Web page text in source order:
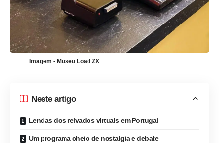
Imagem - Museu Load ZX
Neste artigo
Lendas dos relvados virtuais em Portugal
Um programa cheio de nostalgia e debate